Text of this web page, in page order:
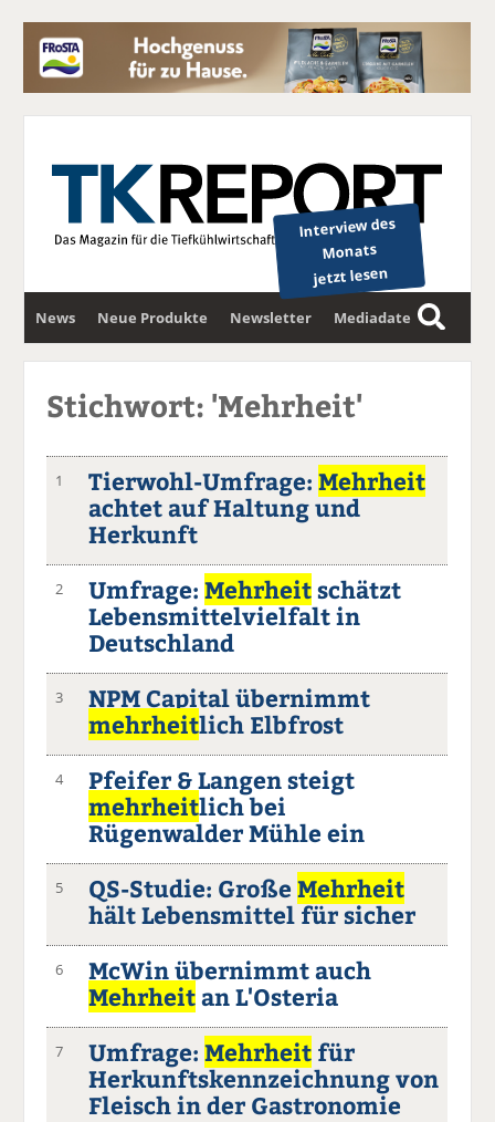
Interview des
Monats
jetzt lesen
News Neue Produkte Newsletter Mediadaten
S
u
Stichwort: 'Mehrheit'
1 Tierwohl-Umfrage:Mehrheit
achtet auf Haltung und
Herkunft
2 Umfrage:Mehrheitschätzt
Lebensmittelvielfalt in
Deutschland
3
NPM Capital übernimmt
mehrheitlich Elbfrost
4
Pfeifer & Langen steigt
mehrheitlich bei
Rügenwalder Mühle ein
5 QS-Studie: GroßeMehrheit
hält Lebensmittel für sicher
6
McWin übernimmt auch
Mehrheitan L'Osteria
7 Umfrage:Mehrheit für
Herkunftskennzeichnung von
Fleisch in der Gastronomie